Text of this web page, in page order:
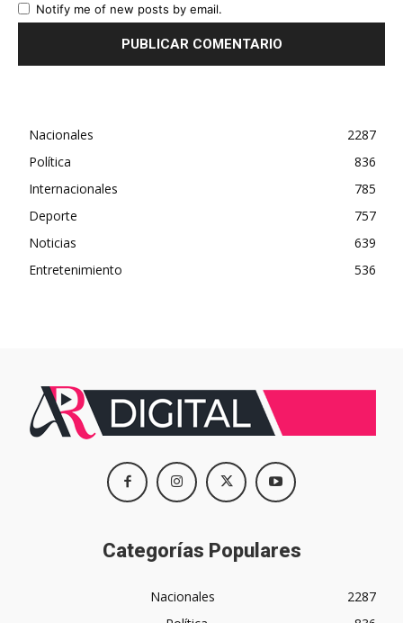
Notify me of new posts by email.
Nacionales
2287
Política
836
Internacionales
785
Deporte
757
Noticias
639
Entretenimiento
536
Categorías Populares
Nacionales
2287